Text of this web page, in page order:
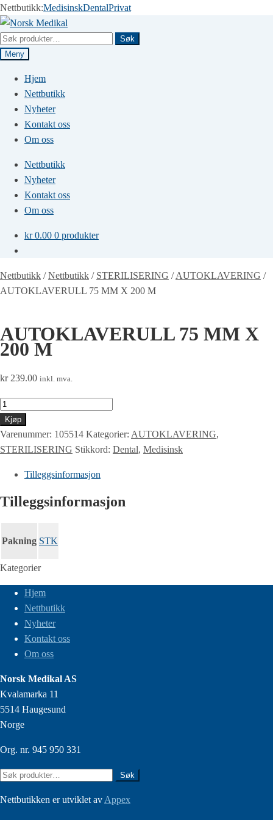
Nettbutikk:MedisinskDentalPrivat
Hopp
til
navigasjon
Hopp
til
innhold
Søk
etter:
Søk
Meny
Hjem
Nettbutikk
Nyheter
Kontakt oss
Om oss
Nettbutikk
Nyheter
Kontakt oss
Om oss
kr0.00 0 produkter
Nettbutikk /Nettbutikk / STERILISERING /AUTOKLAVERING /
AUTOKLAVERULL 75 MM X 200 M
AUTOKLAVERULL 75 MM X
200 M
kr239.00 inkl. mva.
AUTOKLAVERULL
75
MM
X
antall
Kjøp
Varenummer: 105514 Kategorier: AUTOKLAVERING,
STERILISERING Stikkord: Dental, Medisinsk
Tilleggsinformasjon
Tilleggsinformasjon
Pakning STK
Kategorier
Hjem
Nettbutikk
Nyheter
Kontakt oss
Om oss
Norsk Medikal AS
Kvalamarka 11
5514 Haugesund
Norge
Org. nr. 945 950 331
Søk
Søk
Nettbutikken er utviklet av Appex